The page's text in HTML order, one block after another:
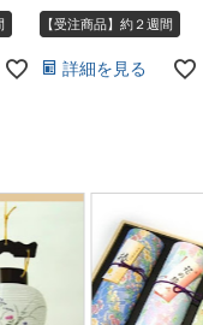
【受注商品】約２週間
詳細を見る